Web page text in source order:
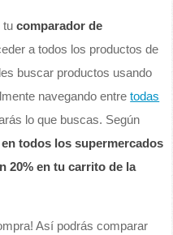
tucomparador de
a todos los productos de
buscar productos usando
navegando entretodas
lo que buscas. Según
todos los supermercados
20% en tu carrito de la
Así podrás comparar